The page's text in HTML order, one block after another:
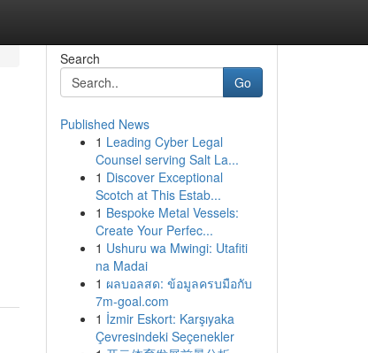
Search
Go
Published News
1 Leading Cyber Legal
Counsel serving Salt La...
1 Discover Exceptional
Scotch at This Estab...
1 Bespoke Metal Vessels:
Create Your Perfec...
1 Ushuru wa Mwingi: Utafiti
na Madai
1 ผลบอลสด: ข้อมูลครบมือกับ
7m-goal.com
1 İzmir Eskort: Karşıyaka
Çevresindeki Seçenekler